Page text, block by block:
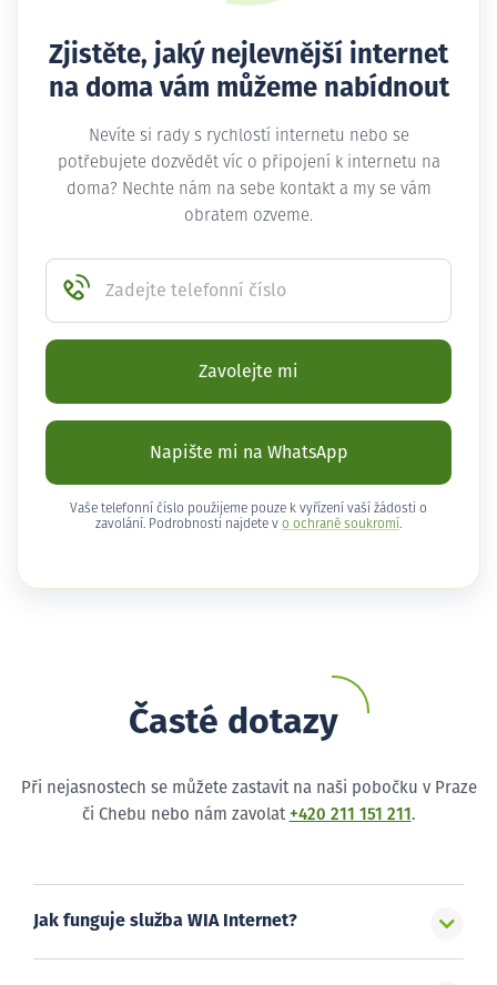
Zjistěte, jaký nejlevnější internet
na doma vám můžeme nabídnout
Nevíte si rady s rychlostí internetu nebo se
potřebujete dozvědět víc o připojení k internetu na
doma? Nechte nám na sebe kontakt a my se vám
obratem ozveme.
Zadejte telefonní číslo
Zavolejte mi
Napište mi na WhatsApp
Vaše telefonní číslo použijeme pouze k vyřízení vaší žádosti o
zavolání. Podrobnosti najdete v o ochraně soukromí .
Časté dotazy
Při nejasnostech se můžete zastavit na naši pobočku v Praze
či Chebu nebo nám zavolat +420 211 151 211 .
Jak funguje služba WIA Internet?